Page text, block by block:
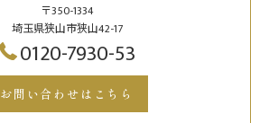
〒350-1334
埼玉県狭山市狭山42-17
0120-7930-53
お問い合わせはこちら